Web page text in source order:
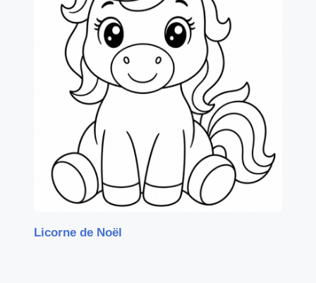
Licorne de Noël